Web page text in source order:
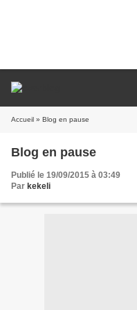
Accueil » Blog en pause
Blog en pause
Publié le 19/09/2015 à 03:49
Par kekeli